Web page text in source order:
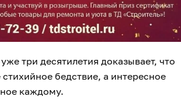
три десятилетия доказывает, что
бедствие, а интересное
каждому.